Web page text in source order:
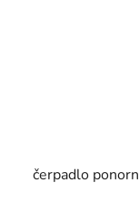
čerpadlo